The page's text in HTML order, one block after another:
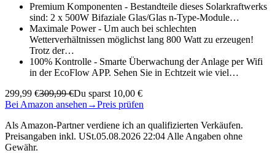
Premium Komponenten - Bestandteile dieses Solarkraftwerks
sind: 2 x 500W Bifaziale Glas/Glas n-Type-Module…
Maximale Power - Um auch bei schlechten
Wetterverhältnissen möglichst lang 800 Watt zu erzeugen!
Trotz der…
100% Kontrolle - Smarte Überwachung der Anlage per Wifi
in der EcoFlow APP. Sehen Sie in Echtzeit wie viel…
299,99 €309,99 €Du sparst 10,00 €
Bei Amazon ansehen →Preis prüfen
Als Amazon-Partner verdiene ich an qualifizierten Verkäufen.
Preisangaben inkl. USt.05.08.2026 22:04 Alle Angaben ohne
Gewähr.